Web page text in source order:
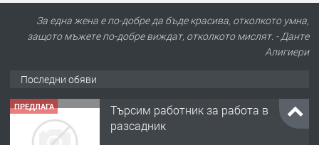
За една жена е по-добре да бъде красива, отколкото умна,
защото мъжете по-добре виждат, отколкото мислят. - Данте
Алигиери
Последни обяви
ПРЕДЛАГА
Търсим работник за работа в
разсадник